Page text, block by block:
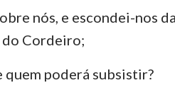
nós, e escondei-nos
do Cordeiro;
quem poderá subsistir?